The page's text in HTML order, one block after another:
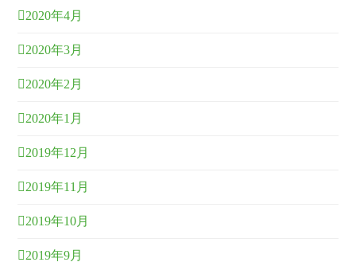
2020年4月
2020年3月
2020年2月
2020年1月
2019年12月
2019年11月
2019年10月
2019年9月